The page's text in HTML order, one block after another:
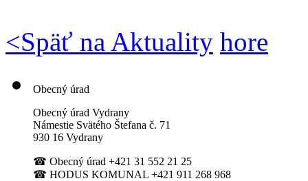
<Späť na Aktuality hore
Obecný úrad
Obecný úrad Vydrany
Námestie Svätého Štefana č. 71
930 16 Vydrany
☎ Obecný úrad +421 31 552 21 25
☎ HODUS KOMUNAL +421 911 268 968